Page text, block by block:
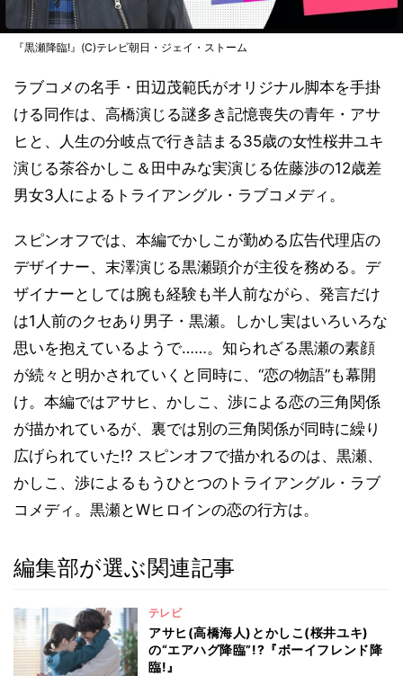
『黒瀬降臨!』(C)テレビ朝日・ジェイ・ストーム
ラブコメの名手・田辺茂範氏がオリジナル脚本を手掛
ける同作は、高橋演じる謎多き記憶喪失の青年・アサ
ヒと、人生の分岐点で行き詰まる35歳の女性桜井ユキ
演じる茶谷かしこ＆田中みな実演じる佐藤渉の12歳差
男女3人によるトライアングル・ラブコメディ。
スピンオフでは、本編でかしこが勤める広告代理店の
デザイナー、末澤演じる黒瀬顕介が主役を務める。デ
ザイナーとしては腕も経験も半人前ながら、発言だけ
は1人前のクセあり男子・黒瀬。しかし実はいろいろな
思いを抱えているようで……。知られざる黒瀬の素顔
が続々と明かされていくと同時に、“恋の物語”も幕開
け。本編ではアサヒ、かしこ、渉による恋の三角関係
が描かれているが、裏では別の三角関係が同時に繰り
広げられていた!? スピンオフで描かれるのは、黒瀬、
かしこ、渉によるもうひとつのトライアングル・ラブ
コメディ。黒瀬とWヒロインの恋の行方は。
編集部が選ぶ関連記事
テレビ
アサヒ(高橋海人)とかしこ(桜井ユキ)
の“エアハグ降臨”!?『ボーイフレンド降
臨!』